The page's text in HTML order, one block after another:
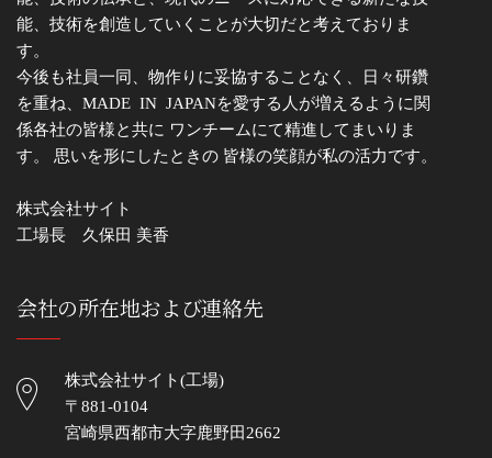
能、技術を創造していくことが大切だと考えておりま
す。
今後も社員一同、物作りに妥協することなく、日々研鑽
を重ね、MADE IN JAPANを愛する人が増えるように関
係各社の皆様と共に ワンチームにて精進してまいりま
す。 思いを形にしたときの 皆様の笑顔が私の活力です。
株式会社サイト
工場長 久保田 美香
会社の所在地および連絡先
株式会社サイト(工場)
〒881-0104
宮崎県西都市大字鹿野田2662